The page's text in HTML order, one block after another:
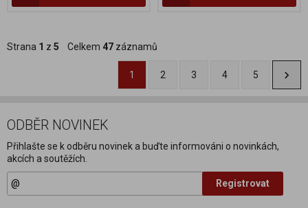
Strana 1 z 5 Celkem 47 záznamů
1 2 3 4 5
ODBĚR NOVINEK
Přihlašte se k odběru novinek a buďte informováni o novinkách,
akcích a soutěžích.
Registrovat